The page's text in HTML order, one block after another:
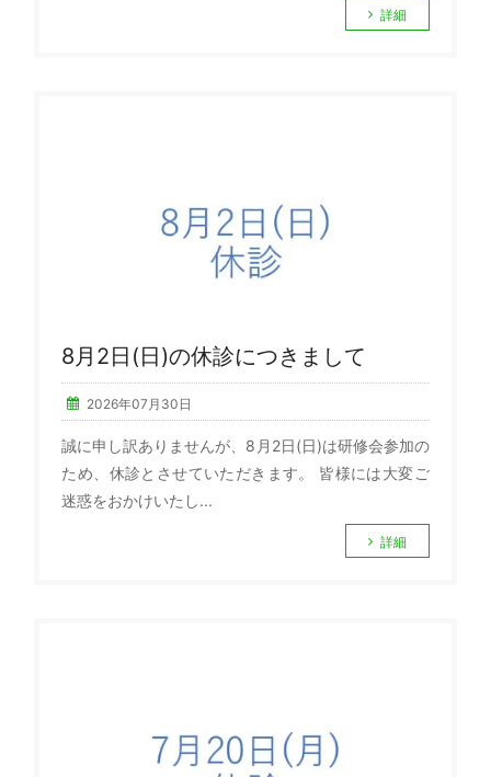
詳細
8月2日(日)の休診につきまして
2026年07月30日
誠に申し訳ありませんが、8月2日(日)は研修会参加の
ため、休診とさせていただきます。 皆様には大変ご
迷惑をおかけいたし...
詳細